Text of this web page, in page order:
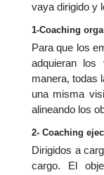
vaya dirigido y
1-Coaching
Para que los
adquieran los
manera, todas
una misma
alineando los
2- Coaching
Dirigidos a
cargo. El